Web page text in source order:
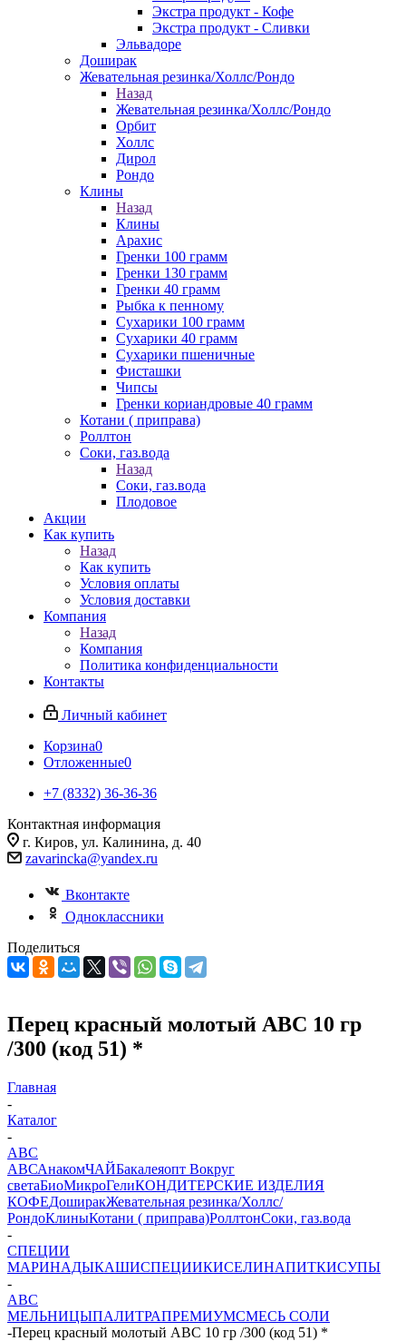
Экстра продукт - Кофе
Экстра продукт - Сливки
Эльвадоре
Доширак
Жевательная резинка/Холлс/Рондо
Назад
Жевательная резинка/Холлс/Рондо
Орбит
Холлс
Дирол
Рондо
Клины
Назад
Клины
Арахис
Гренки 100 грамм
Гренки 130 грамм
Гренки 40 грамм
Рыбка к пенному
Сухарики 100 грамм
Сухарики 40 грамм
Сухарики пшеничные
Фисташки
Чипсы
Гренки кориандровые 40 грамм
Котани ( приправа)
Роллтон
Соки, газ.вода
Назад
Соки, газ.вода
Плодовое
Акции
Как купить
Назад
Как купить
Условия оплаты
Условия доставки
Компания
Назад
Компания
Политика конфиденциальности
Контакты
Личный кабинет
Корзина0
Отложенные0
+7 (8332) 36-36-36
Контактная информация
г. Киров, ул. Калинина, д. 40
zavarincka@yandex.ru
Вконтакте
Одноклассники
Поделиться
Перец красный молотый АВС 10 гр
/300 (код 51) *
Главная
-
Каталог
-
АВС
АВСАнакомЧАЙБакалеяопт Вокруг
светаБиоМикроГелиКОНДИТЕРСКИЕ ИЗДЕЛИЯ
КОФЕДоширакЖевательная резинка/Холлс/
РондоКлиныКотани ( приправа)РоллтонСоки, газ.вода
-
СПЕЦИИ
МАРИНАДЫКАШИСПЕЦИИКИСЕЛИНАПИТКИСУПЫ
-
АВС
МЕЛЬНИЦЫПАЛИТРАПРЕМИУМСМЕСЬ СОЛИ
-Перец красный молотый АВС 10 гр /300 (код 51) *